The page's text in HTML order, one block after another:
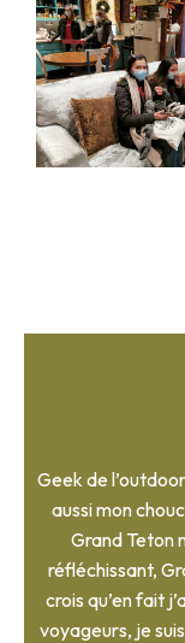
Geek de
aussi mon
Grand Teton
réfléchissant,
crois qu’en fait
voyageurs, je